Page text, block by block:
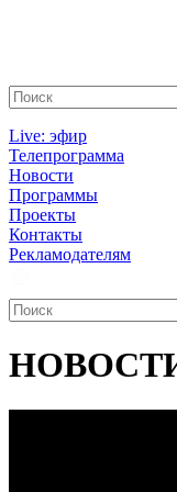
Live: эфир
Телепрограмма
Новости
Программы
Проекты
Контакты
Рекламодателям
НОВОСТИ